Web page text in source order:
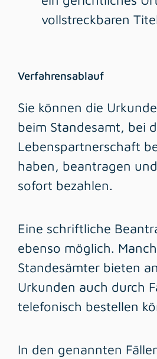
vollstreckbaren
Verfahrensablauf
Sie können die
beim Standesamt, bei
Lebenspartnerschaft
haben, beantragen
sofort bezahlen.
Eine schriftliche
ebenso möglich.
Standesämter bieten
Urkunden auch durch
telefonisch bestellen
In den genannten